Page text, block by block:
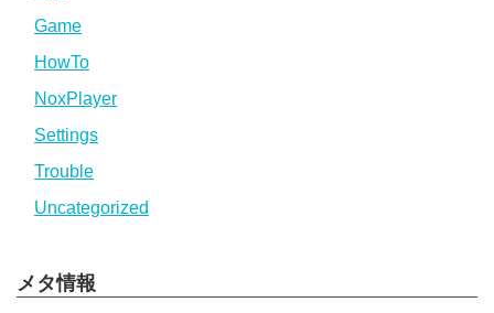
Game
HowTo
NoxPlayer
Settings
Trouble
Uncategorized
メタ情報